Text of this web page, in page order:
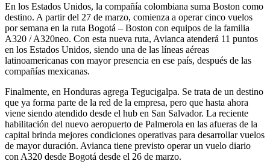
En los Estados Unidos, la compañía colombiana suma Boston como
destino. A partir del 27 de marzo, comienza a operar cinco vuelos
por semana en la ruta Bogotá – Boston con equipos de la familia
A320 / A320neo. Con esta nueva ruta, Avianca atenderá 11 puntos
en los Estados Unidos, siendo una de las líneas aéreas
latinoamericanas con mayor presencia en ese país, después de las
compañías mexicanas.
Finalmente, en Honduras agrega Tegucigalpa. Se trata de un destino
que ya forma parte de la red de la empresa, pero que hasta ahora
viene siendo atendido desde el hub en San Salvador. La reciente
habilitación del nuevo aeropuerto de Palmerola en las afueras de la
capital brinda mejores condiciones operativas para desarrollar vuelos
de mayor duración. Avianca tiene previsto operar un vuelo diario
con A320 desde Bogotá desde el 26 de marzo.